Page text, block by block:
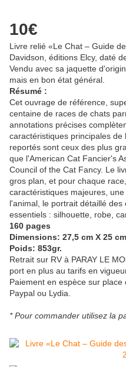
10€
Livre relié «Le Chat – Guide
Davidson, éditions Elcy, daté
Vendu avec sa jaquette
mais en bon état général.
Résumé :
Cet ouvrage de référence,
centaine de races de chats
annotations précises
caractéristiques principales
reportés sont ceux des plus
que l'American Cat Fancier's
Council of the Cat Fancy. Le
gros plan, et pour chaque
caractéristiques majeures,
l'animal, le portrait détaillé
essentiels : silhouette, robe,
160 pages
Dimensions: 27,5 cm X 25
Poids: 853gr.
Retrait sur RV à PARAY LE
port en plus au tarifs en
Paiement en espèce sur place
Paypal ou Lydia.
* Pour commander utilisez la